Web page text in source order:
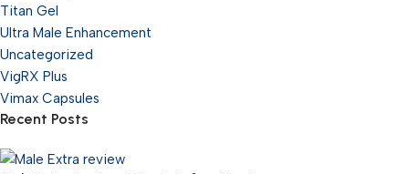
Titan Gel
Ultra Male Enhancement
Uncategorized
VigRX Plus
Vimax Capsules
Recent Posts